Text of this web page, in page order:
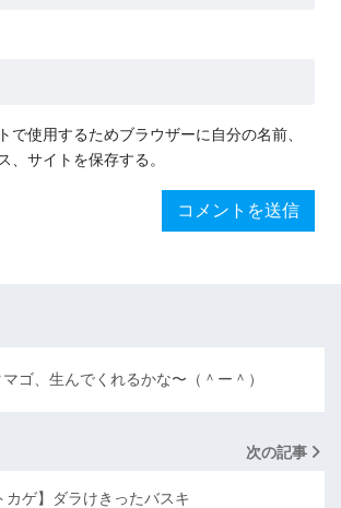
で使用するためブラウザーに自分の名前、
、サイトを保存する。
マゴ、生んでくれるかな〜（＾ー＾）
次の記事
カゲ】ダラけきったバスキ